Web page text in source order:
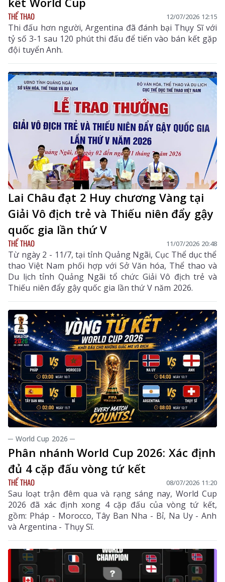
THỂ THAO 12/07/2026 12:15
Thi đấu hơn người, Argentina đã đánh bại Thụy Sĩ với
tỷ số 3-1 sau 120 phút thi đấu để tiến vào bán kết gặp
đội tuyển Anh.
Lai Châu đạt 2 Huy chương Vàng tại
Giải Vô địch trẻ và Thiếu niên đẩy gậy
quốc gia lần thứ V
THỂ THAO 11/07/2026 20:48
Từ ngày 2 - 11/7, tại tỉnh Quảng Ngãi, Cục Thể dục thể
thao Việt Nam phối hợp với Sở Văn hóa, Thể thao và
Du lịch tỉnh Quảng Ngãi tổ chức Giải Vô địch trẻ và
Thiếu niên đẩy gậy quốc gia lần thứ V năm 2026.
─ World Cup 2026 ─
Phân nhánh World Cup 2026: Xác định
đủ 4 cặp đấu vòng tứ kết
THỂ THAO 08/07/2026 11:20
Sau loạt trận đêm qua và rạng sáng nay, World Cup
2026 đã xác định xong 4 cặp đấu của vòng tứ kết,
gồm: Pháp - Morocco, Tây Ban Nha - Bỉ, Na Uy - Anh
và Argentina - Thụy Sĩ.